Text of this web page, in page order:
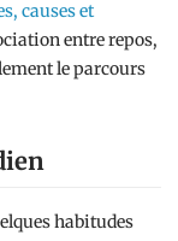
causes et
entre repos,
le parcours
habitudes